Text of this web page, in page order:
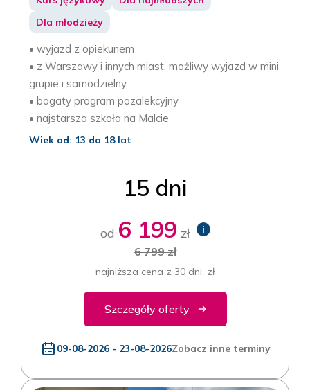
Dla młodzieży
• wyjazd z opiekunem
• z Warszawy i innych miast, możliwy wyjazd w mini
grupie i samodzielny
• bogaty program pozalekcyjny
• najstarsza szkoła na Malcie
Wiek od: 13 do 18 lat
15 dni
od 6 199 zł i
6 799 zł
najniższa cena z 30 dni: zł
Szczegóły oferty
09-08-2026 - 23-08-2026Zobacz inne terminy